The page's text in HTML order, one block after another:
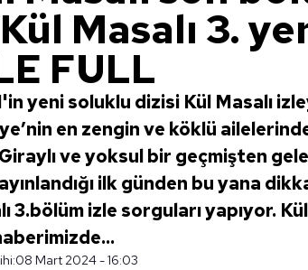
Masalı 3.
FULL
yeni soluklu dizisi Kül Masalı
en zengin ve köklü
ve yoksul bir geçmişten
ilk günden bu yana
3.bölüm izle sorguları yapıyor.
08 Mart 2024 - 16:03